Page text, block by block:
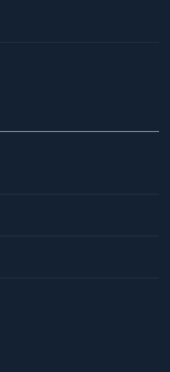
"ratingValue":